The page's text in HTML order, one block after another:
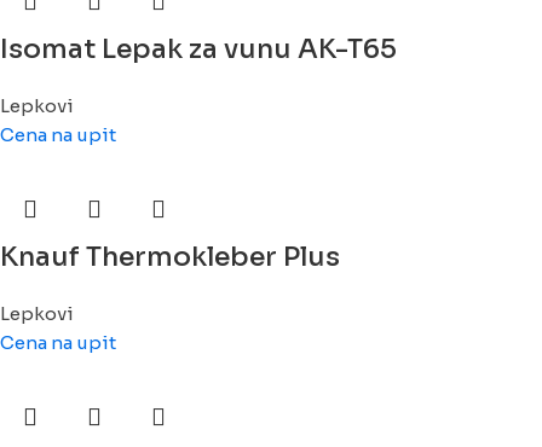
Isomat Lepak za vunu AK-T65
Lepkovi
Cena na upit
Knauf Thermokleber Plus
Lepkovi
Cena na upit